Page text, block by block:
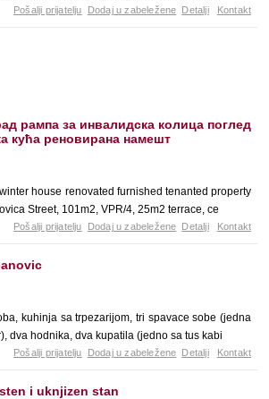
Pošalji prijatelju Dodaj u zabeležene Detalji Kontakt
рампа за инвалидска колица поглед
кућа реновирана намешт
house renovated furnished tenanted property
Street, 101m2, VPR/4, 25m2 terrace, ce
Pošalji prijatelju Dodaj u zabeležene Detalji Kontakt
kuhinja sa trpezarijom, tri spavace sobe (jedna
dva hodnika, dva kupatila (jedno sa tus kabi
Pošalji prijatelju Dodaj u zabeležene Detalji Kontakt
i uknjizen stan